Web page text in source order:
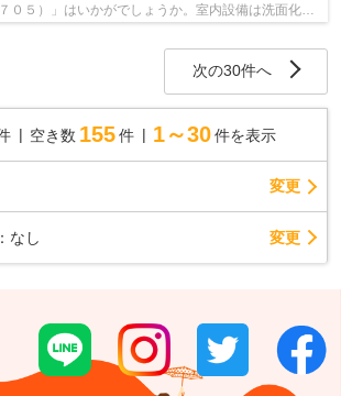
０５）」はいかがでしょうか。室内設備は洗面化粧
次の30件へ
空き数 155 件 1～30 件を表示
変更
なし 変更